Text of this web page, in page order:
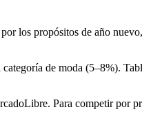
los propósitos de año
de moda (5–8%).
Para competir por